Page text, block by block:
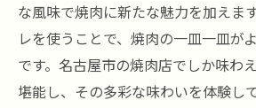
な風味で焼肉に新たな魅力を加えま
レを使うことで、焼肉の一皿一皿が
です。名古屋市の焼肉店でしか味わ
堪能し、その多彩な味わいを体験し